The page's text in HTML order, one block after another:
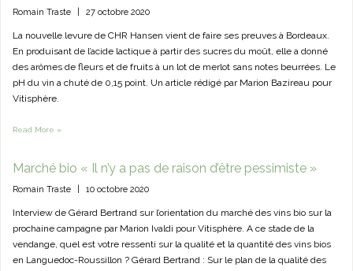
Romain Traste 27 octobre 2020
La nouvelle levure de CHR Hansen vient de faire ses preuves à Bordeaux.
En produisant de l’acide lactique à partir des sucres du moût, elle a donné
des arômes de fleurs et de fruits à un lot de merlot sans notes beurrées. Le
pH du vin a chuté de 0,15 point. Un article rédigé par Marion Bazireau pour
Vitisphère.
Read More »
Marché bio « Il n’y a pas de raison d’être pessimiste »
Romain Traste 10 octobre 2020
Interview de Gérard Bertrand sur l’orientation du marché des vins bio sur la
prochaine campagne par Marion Ivaldi pour Vitisphère. A ce stade de la
vendange, quel est votre ressenti sur la qualité et la quantité des vins bios
en Languedoc-Roussillon ? Gérard Bertrand : Sur le plan de la qualité des